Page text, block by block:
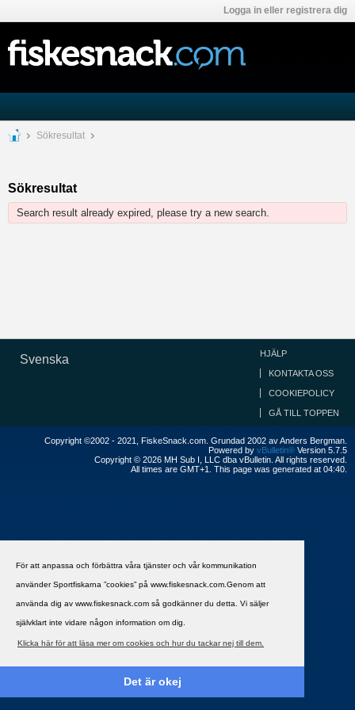
För att anpassa och förbättra våra tjänster och vår kommunikation
använder Sportfiskarna ”cookies” på www.fiskesnack.com.Genom att
använda dig av www.fiskesnack.com så godkänner du detta. Vi säljer
självklart inte vidare någon information om dig.
Klicka här för att läsa mer om cookies och hur du tackar nej till dem.
Det är okej
Logga in eller registrera dig
Sökresultat
Sökresultat
Search result already expired, please try a new search.
Svenska HJÄLP
KONTAKTA OSS
COOKIEPOLICY
GÅ TILL TOPPEN
Copyright ©2002 - 2021, FiskeSnack.com. Grundad 2002 av Anders Bergman.
Powered by vBulletin® Version 5.7.5
Copyright © 2026 MH Sub I, LLC dba vBulletin. All rights reserved.
All times are GMT+1. This page was generated at 04:40.